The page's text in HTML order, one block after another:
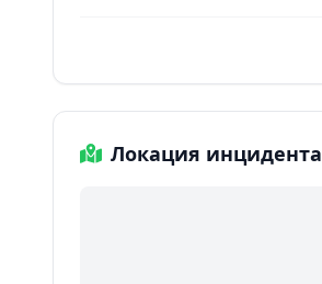
Локация инцидента